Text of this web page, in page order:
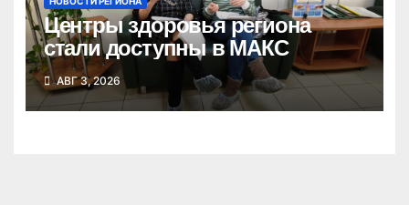
Центры здоровья региона
стали доступны в МАКС
АВГ 3, 2026